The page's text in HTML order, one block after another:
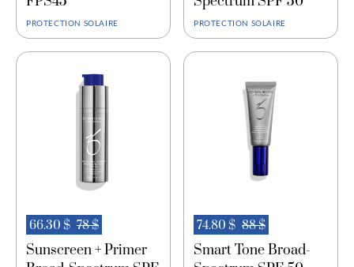
Palmitate/Palmitate de rétinyle.
PROTECTION SOLAIRE PROTECTION SOLAIRE
66.30 $ 78 $
Sunscreen + Primer
74.80 $ 88 $
Smart Tone Broad-